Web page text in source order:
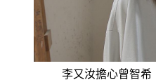
李又汝擔心曾智希